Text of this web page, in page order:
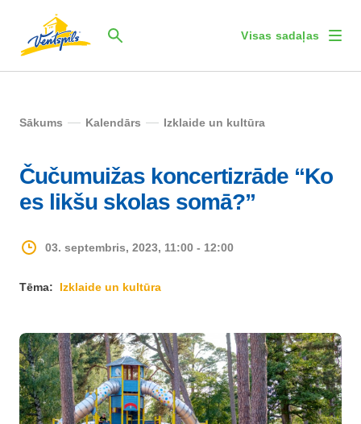
Visas sadaļas
Sākums Kalendārs Izklaide un kultūra
Čučumuižas koncertizrāde “Ko
es likšu skolas somā?”
03. septembris, 2023, 11:00 - 12:00
Tēma: Izklaide un kultūra